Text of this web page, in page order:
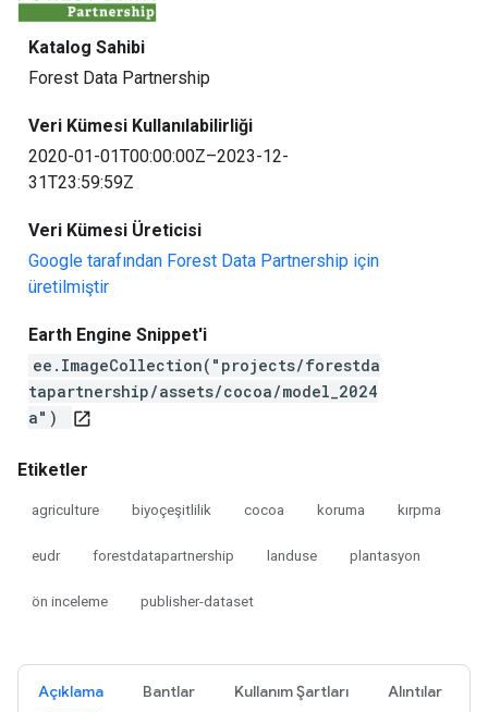
Katalog Sahibi
Forest Data Partnership
Veri Kümesi Kullanılabilirliği
2020-01-01T00:00:00Z–2023-12-
31T23:59:59Z
Veri Kümesi Üreticisi
Google tarafından Forest Data Partnership için
üretilmiştir
Earth Engine Snippet'i
ee.ImageCollection("projects/forestda
tapartnership/assets/cocoa/model_2024
a")
open_in_new
Etiketler
agriculture biyoçeşitlilik cocoa koruma kırpma
eudr forestdatapartnership landuse plantasyon
ön inceleme publisher-dataset
Açıklama Bantlar Kullanım Şartları Alıntılar